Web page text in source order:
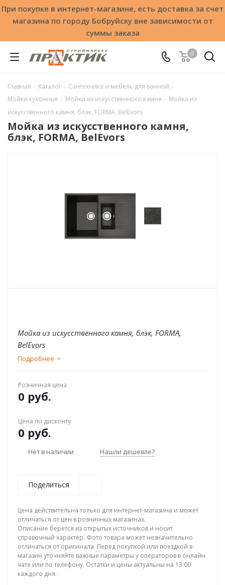
При покупке в интернет-магазине, есть доставка за счет
магазина по городу Бобруйску вне зависимости от
суммы заказа
0
Главная - Каталог - Сантехника и мебель для ванной -
Мойки кухонные - Мойки из искусственного камня - Мойка из
искусственного камня, блэк, FORMA, BelEvors
Мойка из искусственного камня,
блэк, FORMA, BelEvors
Мойка из искусственного камня, блэк, FORMA,
BelEvors
Подробнее
Розничная цена
0 руб.
Цена по дисконту
0 руб.
Нет в наличии Нашли дешевле?
Поделиться
Цена действительна только для интернет-магазина и может
отличаться от цен в розничных магазинах.
Описание берется из открытых источников и носит
справочный характер. Фото товара может незначительно
отличаться от оригинала. Перед покупкой или поездкой в
магазин уточняйте важные параметры у операторов в онлайн
чате или по телефону. Остатки и цены актуальны на 13:00
каждого дня.